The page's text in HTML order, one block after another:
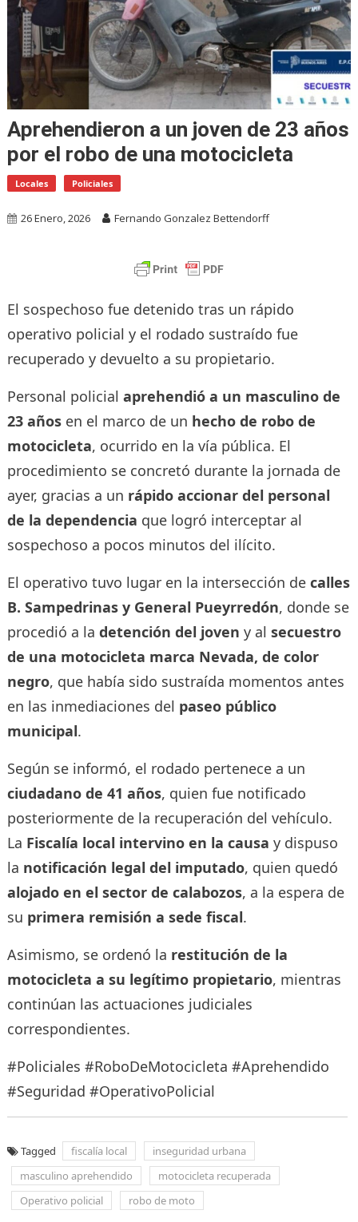
Aprehendieron a un joven de 23 años
por el robo de una motocicleta
Locales Policiales
26 Enero, 2026 Fernando Gonzalez Bettendorff
El sospechoso fue detenido tras un rápido
operativo policial y el rodado sustraído fue
recuperado y devuelto a su propietario.
Personal policial aprehendió a un masculino de
23 añosen el marco de un hecho de robo de
motocicleta, ocurrido en la vía pública. El
procedimiento se concretó durante la jornada de
ayer, gracias a un rápido accionar del personal
de la dependencia que logró interceptar al
sospechoso a pocos minutos del ilícito.
El operativo tuvo lugar en la intersección de calles
B. Sampedrinas y General Pueyrredón, donde se
procedió a la detención del joven y al secuestro
de una motocicleta marca Nevada, de color
negro, que había sido sustraída momentos antes
en las inmediaciones del paseo público
municipal.
Según se informó, el rodado pertenece a un
ciudadano de 41 años, quien fue notificado
posteriormente de la recuperación del vehículo.
La Fiscalía local intervino en la causa y dispuso
la notificación legal del imputado, quien quedó
alojado en el sector de calabozos, a la espera de
su primera remisión a sede fiscal.
Asimismo, se ordenó la restitución de la
motocicleta a su legítimo propietario, mientras
continúan las actuaciones judiciales
correspondientes.
#Policiales #RoboDeMotocicleta #Aprehendido
#Seguridad #OperativoPolicial
Tagged fiscalía local
inseguridad urbana
masculino aprehendido
motocicleta recuperada
Operativo policial
robo de moto